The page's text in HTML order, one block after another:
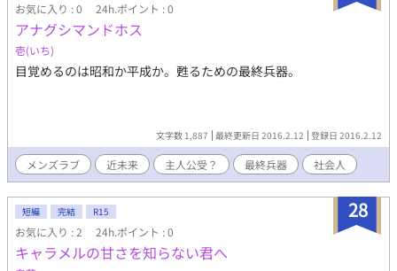
お気に入り : 0 24h.ポイント : 0
アナグシマンドホス
壱(いち)
目覚めるのは昭和か平成か。甦るための最終兵器。
文字数 1,887 最終更新日 2016.2.12 登録日 2016.2.12
メンズラブ 近未来 主人公受？ 最終兵器 社会人
28
短編 完結 R15
お気に入り : 2 24h.ポイント : 0
キャラメルの甘さを知らない君へ